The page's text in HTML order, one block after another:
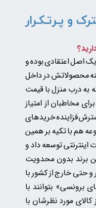
و پـرتـکـرار
اصل اعتقادی بوده و
محصولاتش در داخل
به درب منزل با قیمت
مخاطبان از امتیاز
فزاینده خریدهای
هم با تکیه بر همین
توسعه داد و
برند بدون محدویت
حتی خارج از کشور با
بتوانند با
کالای مورد نظرشان با